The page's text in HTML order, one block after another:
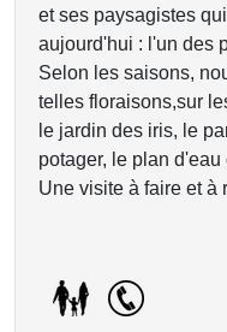
et ses paysagistes
aujourd'hui : l'un des
Selon les saisons,
telles floraisons,sur
le jardin des iris, le
potager, le plan d'eau
Une visite à faire et à